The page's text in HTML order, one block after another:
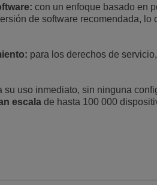
con un enfoque basado en
de software recomendada, lo
para los derechos de
uso inmediato, sin ninguna
escala de hasta 100 000